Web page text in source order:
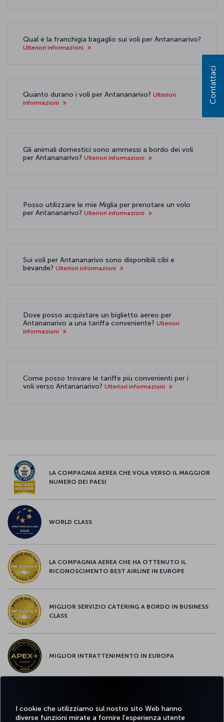
I cookie che utilizziamo sul nostro sito Web hanno
diverse funzioni mirate a fornire l'esperienza utente
Qual è la franchigia bagaglio sui voli per Antananarivo?
Ulteriori informazioni
Quanto durano i voli per Antananarivo? Ulteriori
informazioni
Gli animali domestici sono ammessi a bordo dei voli
per Antananarivo? Ulteriori informazioni
Posso utilizzare le mie Miglia per prenotare un volo
per Antananarivo? Ulteriori informazioni
Sui voli per Antananarivo sono disponibili cibi e
bevande? Ulteriori informazioni
Dove posso acquistare un biglietto aereo per
Antananarivo a una tariffa conveniente? Ulteriori
informazioni
Come posso trovare le tariffe più convenienti per i
voli verso Antananarivo? Ulteriori informazioni
LA COMPAGNIA AEREA CHE VOLA VERSO IL MAGGIOR
NUMERO DEI PAESI
WORLD CLASS
LA COMPAGNIA AEREA CHE HA OTTENUTO IL
RICONOSCIMENTO BEST AIRLINE IN EUROPE
MIGLIOR SERVIZIO CATERING A BORDO IN BUSINESS
CLASS
MIGLIOR INTRATTENIMENTO IN EUROPA
Contattaci